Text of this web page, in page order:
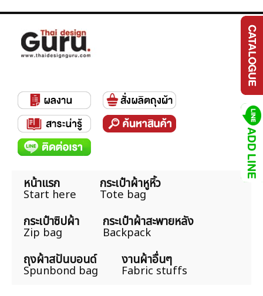
หน้าแรก
Start here
กระเป๋าผ้าหูหิ้ว
Tote bag
กระเป๋าซิปผ้า
Zip bag
กระเป๋าผ้าสะพายหลัง
Backpack
ถุงผ้าสปันบอนด์
Spunbond bag
งานผ้าอื่นๆ
Fabric stuffs